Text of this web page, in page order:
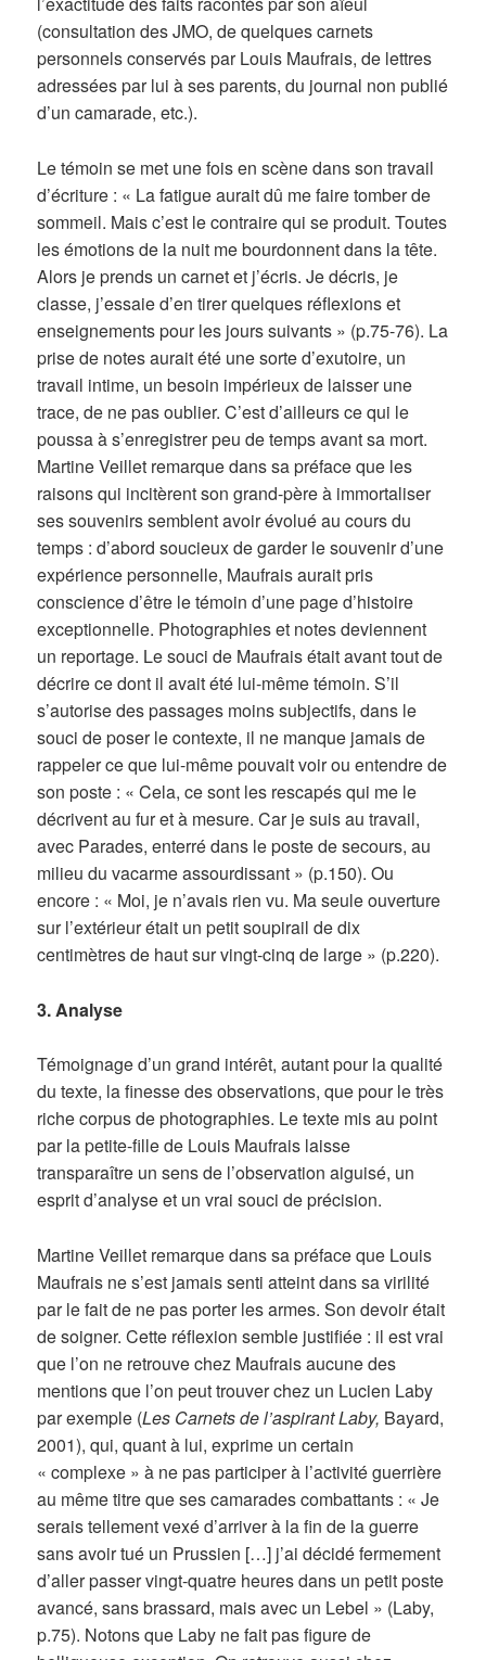
(consultation des JMO, de quelques carnets
personnels conservés par Louis Maufrais, de lettres
adressées par lui à ses parents, du journal non publié
d’un camarade, etc.).
Le témoin se met une fois en scène dans son travail
d’écriture : « La fatigue aurait dû me faire tomber de
sommeil. Mais c’est le contraire qui se produit. Toutes
les émotions de la nuit me bourdonnent dans la tête.
Alors je prends un carnet et j’écris. Je décris, je
classe, j’essaie d’en tirer quelques réflexions et
enseignements pour les jours suivants » (p.75-76). La
prise de notes aurait été une sorte d’exutoire, un
travail intime, un besoin impérieux de laisser une
trace, de ne pas oublier. C’est d’ailleurs ce qui le
poussa à s’enregistrer peu de temps avant sa mort.
Martine Veillet remarque dans sa préface que les
raisons qui incitèrent son grand-père à immortaliser
ses souvenirs semblent avoir évolué au cours du
temps : d’abord soucieux de garder le souvenir d’une
expérience personnelle, Maufrais aurait pris
conscience d’être le témoin d’une page d’histoire
exceptionnelle. Photographies et notes deviennent
un reportage. Le souci de Maufrais était avant tout de
décrire ce dont il avait été lui-même témoin. S’il
s’autorise des passages moins subjectifs, dans le
souci de poser le contexte, il ne manque jamais de
rappeler ce que lui-même pouvait voir ou entendre de
son poste : « Cela, ce sont les rescapés qui me le
décrivent au fur et à mesure. Car je suis au travail,
avec Parades, enterré dans le poste de secours, au
milieu du vacarme assourdissant » (p.150). Ou
encore : « Moi, je n’avais rien vu. Ma seule ouverture
sur l’extérieur était un petit soupirail de dix
centimètres de haut sur vingt-cinq de large » (p.220).
3. Analyse
Témoignage d’un grand intérêt, autant pour la qualité
du texte, la finesse des observations, que pour le très
riche corpus de photographies. Le texte mis au point
par la petite-fille de Louis Maufrais laisse
transparaître un sens de l’observation aiguisé, un
esprit d’analyse et un vrai souci de précision.
Martine Veillet remarque dans sa préface que Louis
Maufrais ne s’est jamais senti atteint dans sa virilité
par le fait de ne pas porter les armes. Son devoir était
de soigner. Cette réflexion semble justifiée : il est vrai
que l’on ne retrouve chez Maufrais aucune des
mentions que l’on peut trouver chez un Lucien Laby
par exemple (Les Carnets de l’aspirant Laby, Bayard,
2001), qui, quant à lui, exprime un certain
« complexe » à ne pas participer à l’activité guerrière
au même titre que ses camarades combattants : « Je
serais tellement vexé d’arriver à la fin de la guerre
sans avoir tué un Prussien […] j’ai décidé fermement
d’aller passer vingt-quatre heures dans un petit poste
avancé, sans brassard, mais avec un Lebel » (Laby,
p.75). Notons que Laby ne fait pas figure de